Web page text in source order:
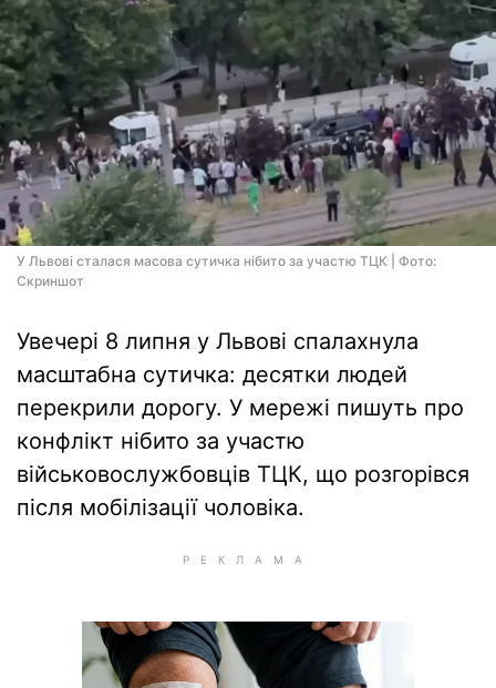
У Львові сталася масова сутичка нібито за участю ТЦК | Фото:
Скриншот
Увечері 8 липня у Львові спалахнула
масштабна сутичка: десятки людей
перекрили дорогу. У мережі пишуть про
конфлікт нібито за участю
військовослужбовців ТЦК, що розгорівся
після мобілізації чоловіка.